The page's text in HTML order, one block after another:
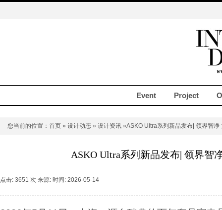
Event Project
您当前的位置： 首页 » 设计动态 » 设计资讯 »ASKO Ultra系列新品发布| 领界智净
ASKO Ultra系列新品发布| 领界智
点击: 3651 次 来源: 时间: 2026-05-14